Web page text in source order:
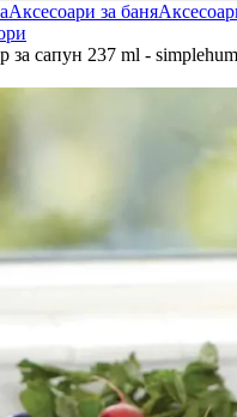
Аксесоари за баня